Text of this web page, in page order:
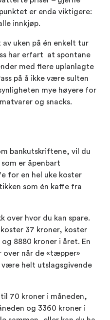
er enda viktigere:
innkjøp.
uken på én enkelt tur
har erfart at spontane
med flere uplanlagte
på å ikke være sulten
mye høyere for
og snacks.
bankutskriftene, vil du
er åpenbart
for en hel uke koster
som én kaffe fra
over hvor du kan spare.
37 kroner, koster
8880 kroner i året. En
når de «tæpper»
helt utslagsgivende
70 kroner i måneden,
og 3360 kroner i